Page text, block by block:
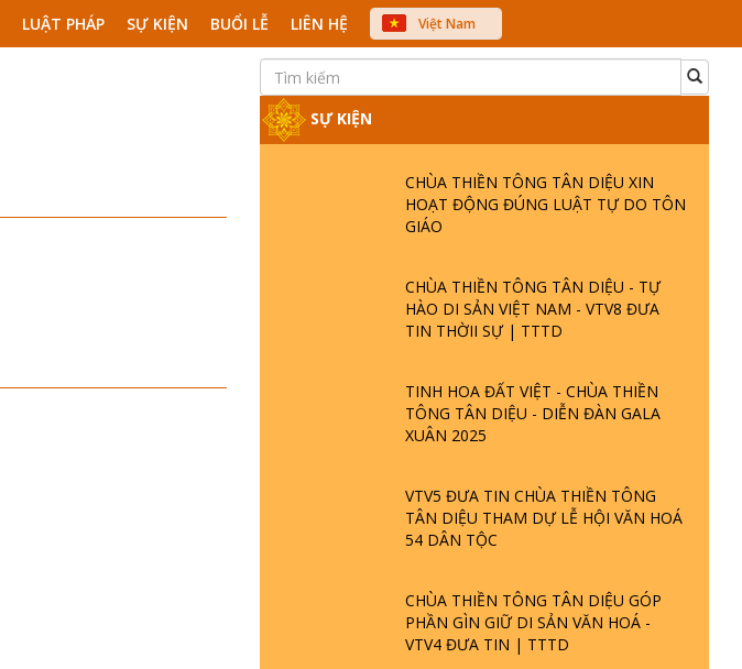
LUẬT PHÁP SỰ KIỆN BUỔI LỄ LIÊN HỆ
Việt Nam
中文
SỰ KIỆN
CHÙA THIỀN TÔNG TÂN DIỆU XIN
HOẠT ĐỘNG ĐÚNG LUẬT TỰ DO TÔN
GIÁO
CHÙA THIỀN TÔNG TÂN DIỆU - TỰ
HÀO DI SẢN VIỆT NAM - VTV8 ĐƯA
TIN THỜII SỰ | TTTD
TINH HOA ĐẤT VIỆT - CHÙA THIỀN
TÔNG TÂN DIỆU - DIỄN ĐÀN GALA
XUÂN 2025
VTV5 ĐƯA TIN CHÙA THIỀN TÔNG
TÂN DIỆU THAM DỰ LỄ HỘI VĂN HOÁ
54 DÂN TỘC
CHÙA THIỀN TÔNG TÂN DIỆU GÓP
PHẦN GÌN GIỮ DI SẢN VĂN HOÁ -
VTV4 ĐƯA TIN | TTTD